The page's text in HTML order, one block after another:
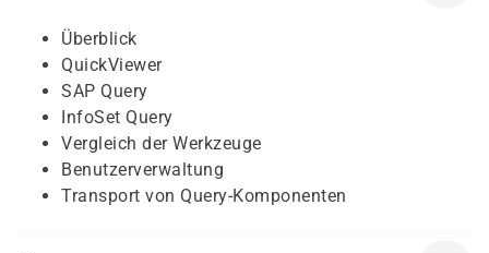
Überblick
QuickViewer
SAP Query
InfoSet Query
Vergleich der Werkzeuge
Benutzerverwaltung
Transport von Query-Komponenten